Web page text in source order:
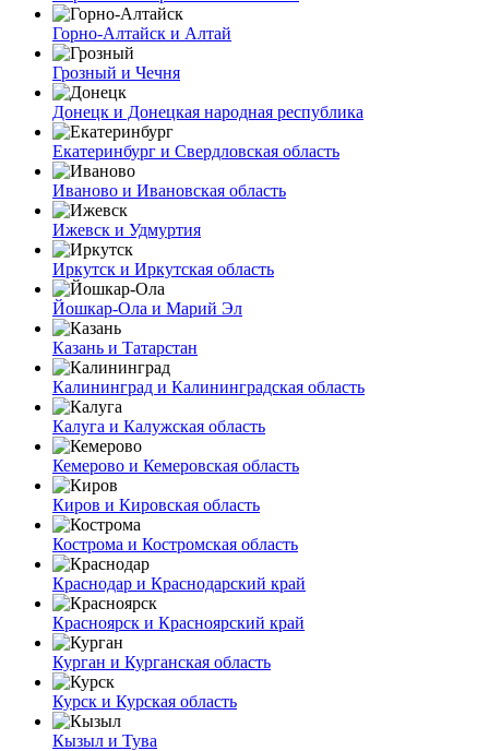
Горно-Алтайск и Алтай
Грозный и Чечня
Донецк и Донецкая народная республика
Екатеринбург и Свердловская область
Иваново и Ивановская область
Ижевск и Удмуртия
Иркутск и Иркутская область
Йошкар-Ола и Марий Эл
Казань и Татарстан
Калининград и Калининградская область
Калуга и Калужская область
Кемерово и Кемеровская область
Киров и Кировская область
Кострома и Костромская область
Краснодар и Краснодарский край
Красноярск и Красноярский край
Курган и Курганская область
Курск и Курская область
Кызыл и Тува